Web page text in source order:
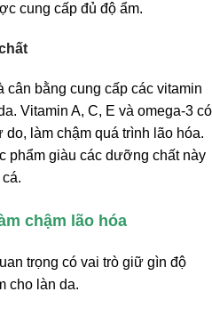
cung cấp đủ độ ẩm.
cân bằng cung cấp các vitamin
Vitamin A, C, E và omega-3 có
làm chậm quá trình lão hóa.
phẩm giàu các dưỡng chất này
chậm lão hóa
trọng có vai trò giữ gìn độ
cho làn da.